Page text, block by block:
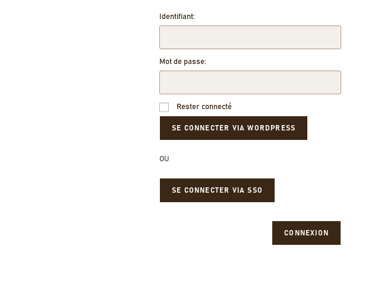
Identifiant:
Mot de passe:
Rester connecté
OU
SE CONNECTER VIA SSO
CONNEXION